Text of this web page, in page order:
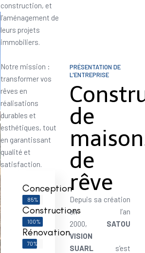
construction, et
l’aménagement de
leurs projets
immobiliers.
Notre mission :
transformer vos
rêves en
réalisations
durables et
esthétiques, tout
en garantissant
qualité et
satisfaction.
Conception
85%
Constructions
100%
Rénovation
70%
PRÉSENTATION DE
L'ENTREPRISE
de
de
rêve
Depuis sa création
en l’an
2000, SATOU
VISION
SUARLs’est